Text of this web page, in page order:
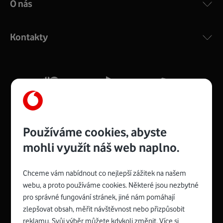
COMPAL CH7465VF
silný signál pro celou domácnost. Kompaktní rozměry 21
Více o COMPAL CH7465VF
Zyxel VMG8623-T50B:
Rozměry modemu jsou 16 x 22 x 7,5 cm (včetně stojánku)
Spojte se s Vodafonem
O nás
Kontakty
Používáme cookies, abyste
mohli využít náš web naplno.
Chceme vám nabídnout co nejlepší zážitek na našem
webu, a proto používáme cookies. Některé jsou nezbytné
pro správné fungování stránek, jiné nám pomáhají
zlepšovat obsah, měřit návštěvnost nebo přizpůsobit
reklamu. Svůj výběr můžete kdykoli změnit. Více si